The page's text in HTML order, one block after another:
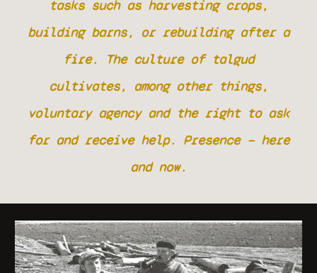
tasks such as harvesting crops,
building barns, or rebuilding after a
fire. The culture of talgud
cultivates, among other things,
voluntary agency and the right to ask
for and receive help. Presence — here
and now.